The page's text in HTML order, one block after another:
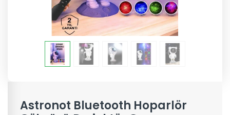
Astronot Bluetooth Hoparlör